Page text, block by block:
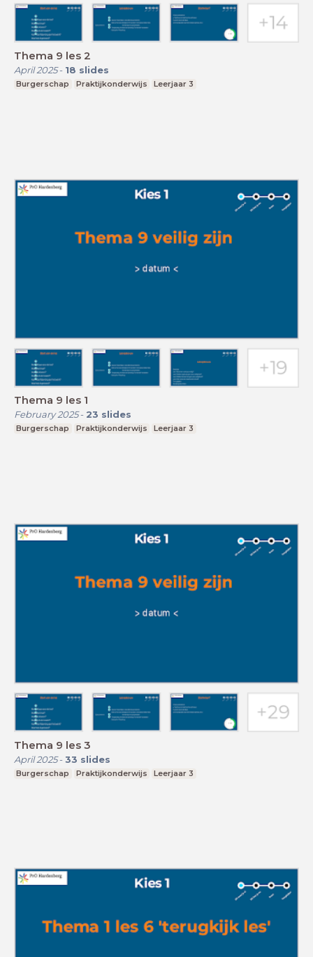
Thema 9 les 2
April 2025- 18 slides
Burgerschap Praktijkonderwijs Leerjaar 3
Thema 9 les 1
February 2025- 23 slides
Burgerschap Praktijkonderwijs Leerjaar 3
Thema 9 les 3
April 2025- 33 slides
Burgerschap Praktijkonderwijs Leerjaar 3